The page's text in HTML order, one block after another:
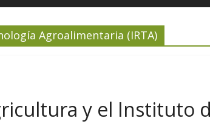
Agroalimentaria (IRTA)
y el Instituto